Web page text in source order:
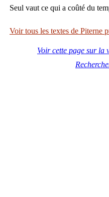
Seul vaut ce qui a coûté du
Voir tous les textes de Piterne
Voir cette page sur la